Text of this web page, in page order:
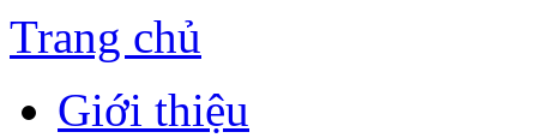
Trang chủ
Giới thiệu